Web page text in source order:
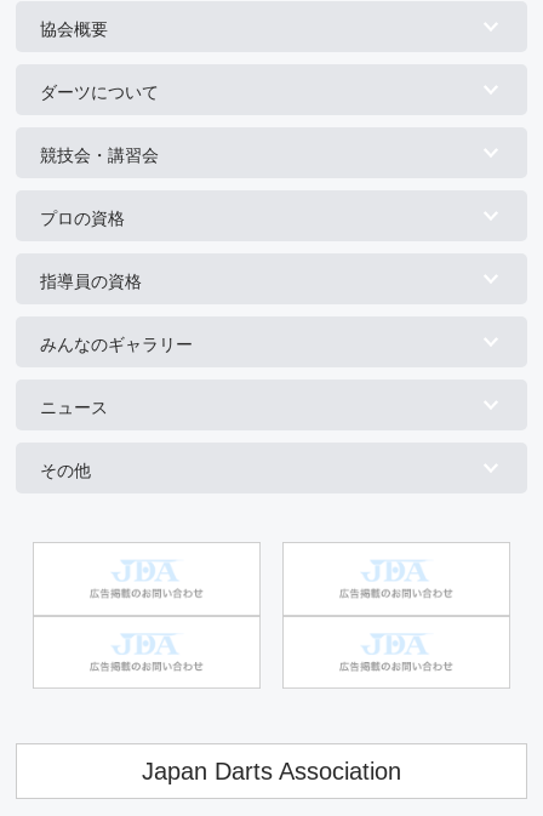
協会概要
ダーツについて
競技会・講習会
プロの資格
指導員の資格
みんなのギャラリー
ニュース
その他
Japan Darts Association